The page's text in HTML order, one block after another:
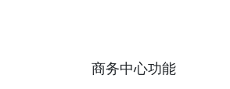
商务中心功能